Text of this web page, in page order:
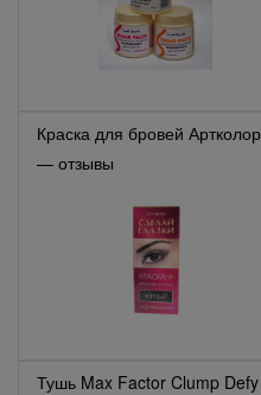
Краска для бровей Артколор
— отзывы
Тушь Max Factor Clump Defy